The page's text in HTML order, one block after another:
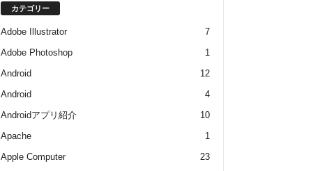
カテゴリー
Adobe Illustrator
7
Adobe Photoshop
1
Android
12
Android
4
Androidアプリ紹介
10
Apache
1
Apple Computer
23